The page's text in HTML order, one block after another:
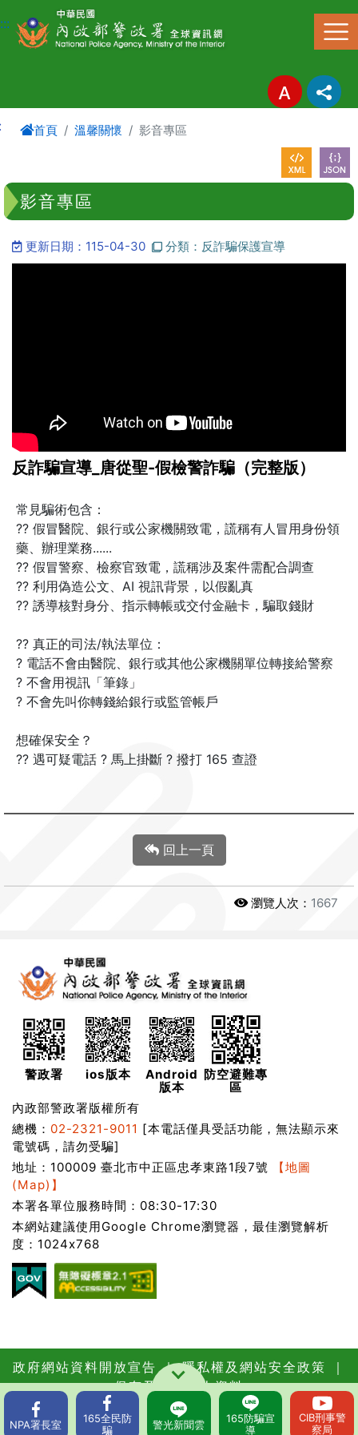
進入內容區塊
:::
首頁 溫馨關懷 影音專區
影音專區
更新日期：115-04-30 分類：反詐騙保護宣導
反詐騙宣導_唐從聖-假檢警詐騙（完整版）
常見騙術包含：
?? 假冒醫院、銀行或公家機關致電，謊稱有人冒用身份領
藥、辦理業務......
?? 假冒警察、檢察官致電，謊稱涉及案件需配合調查
?? 利用偽造公文、AI 視訊背景，以假亂真
?? 誘導核對身分、指示轉帳或交付金融卡，騙取錢財
?? 真正的司法/執法單位：
? 電話不會由醫院、銀行或其他公家機關單位轉接給警察
? 不會用視訊「筆錄」
? 不會先叫你轉錢給銀行或監管帳戶
想確保安全？
?? 遇可疑電話 ? 馬上掛斷 ? 撥打 165 查證
回上一頁
瀏覽人次： 1667
警政署 ios版本
Android
版本
防空避難專
區
內政部警政署版權所有
總機： 02-2321-9011 [本電話僅具受話功能，無法顯示來
電號碼，請勿受騙]
地址：100009 臺北市中正區忠孝東路1段7號
【地圖
(Map)】
本署各單位服務時間：08:30-17:30
本網站建議使用Google Chrome瀏覽器，最佳瀏覽解析
度：1024x768
政府網站資料開放宣告 ｜隱私權及網站安全政策 ｜
保有及管理個人資料
更新日期：115年08月07日
瀏覽人次：
62612667
NPA署長室 165全民防
騙
警光新聞雲 165防騙宣
導
CIB刑事警
察局